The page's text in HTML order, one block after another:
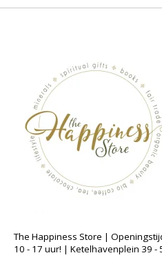
The Happiness Store |
10 - 17 uur! | Ketelhavenplein 39 -